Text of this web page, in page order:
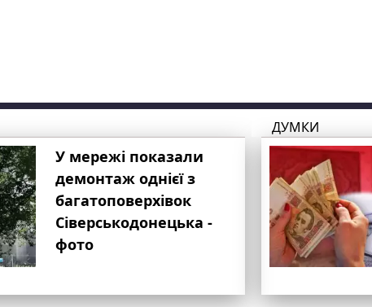
У мережі показали
демонтаж однієї з
багатоповерхівок
Сіверськодонецька -
фото
ДУМКИ